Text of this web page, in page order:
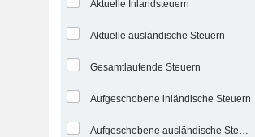
Aktuelle Inlandsteuern
Aktuelle ausländische Steuern
Gesamtlaufende Steuern
Aufgeschobene inländische Steuern
Aufgeschobene ausländische Steuern